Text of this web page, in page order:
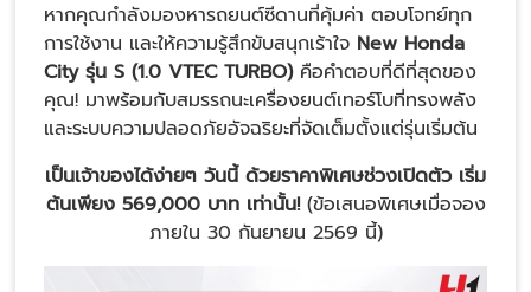
หากคุณกำลังมองหารถยนต์ซีดานที่คุ้มค่า ตอบโจทย์ทุก
การใช้งาน และให้ความรู้สึกขับสนุกเร้าใจ New Honda
City รุ่น S (1.0 VTEC TURBO)คือคำตอบที่ดีที่สุดของ
คุณ! มาพร้อมกับสมรรถนะเครื่องยนต์เทอร์โบที่ทรงพลัง
และระบบความปลอดภัยอัจฉริยะที่จัดเต็มตั้งแต่รุ่นเริ่มต้น
เป็นเจ้าของได้ง่ายๆ วันนี้ ด้วยราคาพิเศษช่วงเปิดตัว เริ่ม
ต้นเพียง 569,000 บาท เท่านั้น!(ข้อเสนอพิเศษเมื่อจอง
ภายใน 30 กันยายน 2569 นี้)